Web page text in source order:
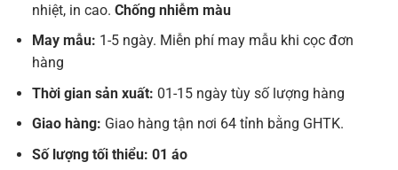
nhiệt, in cao. Chống nhiễm màu
May mẫu: 1-5 ngày. Miễn phí may mẫu khi cọc đơn
hàng
Thời gian sản xuất: 01-15 ngày tùy số lượng hàng
Giao hàng: Giao hàng tận nơi 64 tỉnh bằng GHTK.
Số lượng tối thiểu: 01 áo